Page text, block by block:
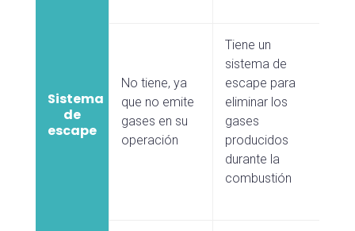
Sistema
de
escape
No tiene, ya
que no emite
gases en su
operación
Tiene un
sistema de
escape para
eliminar los
gases
producidos
durante la
combustión